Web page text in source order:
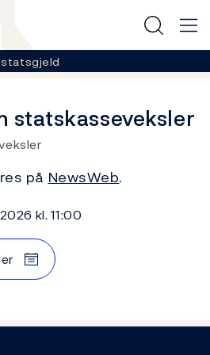
statskasseveksler
på NewsWeb.
kl. 11:00